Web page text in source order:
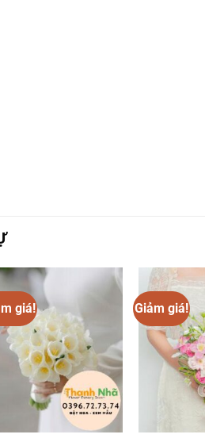
giá!
wishlist
Giảm giá!